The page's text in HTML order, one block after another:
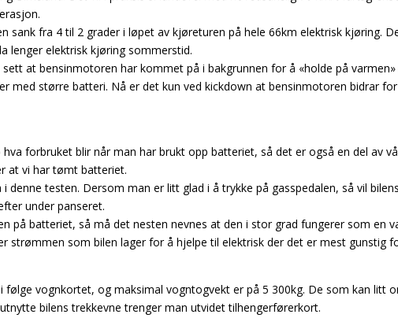
sank fra 4 til 2 grader i løpet av kjøreturen på hele 66km elektrisk kjøring.
lenger elektrisk kjøring sommerstid.
at bensinmotoren har kommet på i bakgrunnen for å «holde på
med større batteri. Nå er det kun ved kickdown at bensinmotoren bidrar
forbruket blir når man har brukt opp batteriet, så det er også en del av
at vi har tømt batteriet.
denne testen. Dersom man er litt glad i å trykke på gasspedalen, så vil
under panseret.
på batteriet, så må det nesten nevnes at den i stor grad fungerer som en
strømmen som bilen lager for å hjelpe til elektrisk der det er mest gunstig
følge vognkortet, og maksimal vogntogvekt er på 5 300kg. De som kan litt
bilens trekkevne trenger man utvidet tilhengerførerkort.